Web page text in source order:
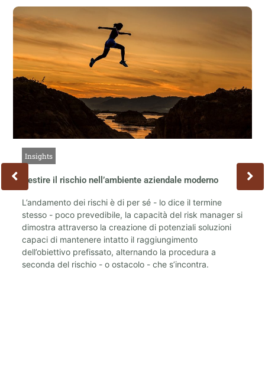
Insights
Gestire il rischio nell’ambiente aziendale moderno
L’andamento dei rischi è di per sé - lo dice il termine
stesso - poco prevedibile, la capacità del risk manager si
dimostra attraverso la creazione di potenziali soluzioni
capaci di mantenere intatto il raggiungimento
dell’obiettivo prefissato, alternando la procedura a
seconda del rischio - o ostacolo - che s’incontra.